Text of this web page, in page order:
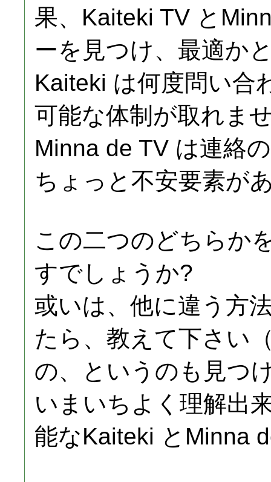
果、Kaiteki TV と
ーを見つけ、最適か
Kaiteki は何度問い合
可能な体制が取れま
Minna de TV は連絡
ちょっと不安要素が
この二つのどちらか
すでしょうか?
或いは、他に違う方
たら、教えて下さい
の、というのも見つ
いまいちよく理解出
能なKaiteki とMinna